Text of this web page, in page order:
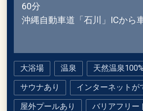
60分
沖縄自動車道「石川」ICから
大浴場 温泉 天然温泉
サウナあり インターネットが
屋外プールあり バリアフリー